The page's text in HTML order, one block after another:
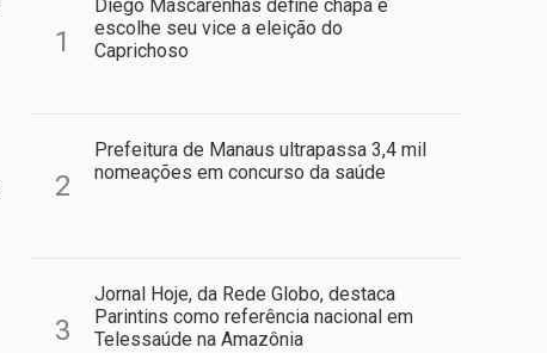
1
Diego Mascarenhas define chapa e
escolhe seu vice a eleição do
Caprichoso
2
Prefeitura de Manaus ultrapassa 3,4 mil
nomeações em concurso da saúde
3
Jornal Hoje, da Rede Globo, destaca
Parintins como referência nacional em
Telessaúde na Amazônia